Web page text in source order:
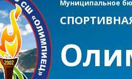
Муниципальное